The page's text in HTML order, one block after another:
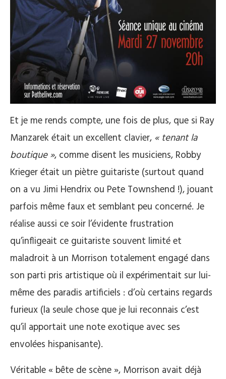
Et je me rends compte, une fois de plus, que si Ray
Manzarek était un excellent clavier, « tenant la
boutique », comme disent les musiciens, Robby
Krieger était un piètre guitariste (surtout quand
on a vu Jimi Hendrix ou Pete Townshend !), jouant
parfois même faux et semblant peu concerné. Je
réalise aussi ce soir l’évidente frustration
qu’infligeait ce guitariste souvent limité et
maladroit à un Morrison totalement engagé dans
son parti pris artistique où il expérimentait sur lui-
même des paradis artificiels : d’où certains regards
furieux (la seule chose que je lui reconnais c’est
qu’il apportait une note exotique avec ses
envolées hispanisante).
Véritable « bête de scène », Morrison avait déjà